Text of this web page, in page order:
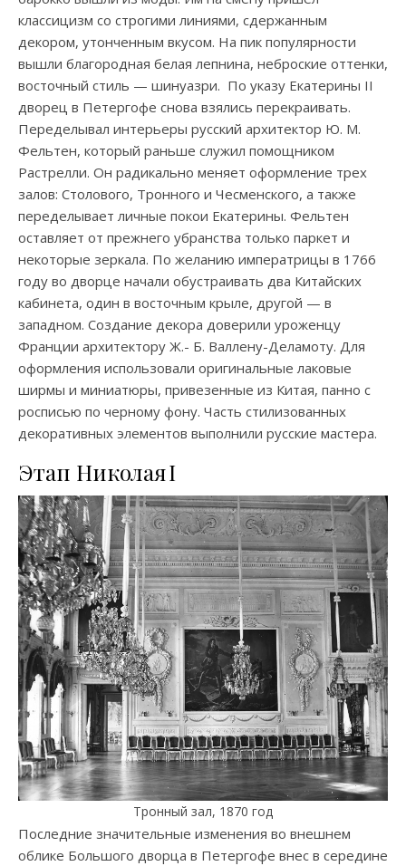
классицизм со строгими линиями, сдержанным
декором, утонченным вкусом. На пик популярности
вышли благородная белая лепнина, неброские оттенки,
восточный стиль — шинуазри. По указу Екатерины II
дворец в Петергофе снова взялись перекраивать.
Переделывал интерьеры русский архитектор Ю. М.
Фельтен, который раньше служил помощником
Растрелли. Он радикально меняет оформление трех
залов: Столового, Тронного и Чесменского, а также
переделывает личные покои Екатерины. Фельтен
оставляет от прежнего убранства только паркет и
некоторые зеркала. По желанию императрицы в 1766
году во дворце начали обустраивать два Китайских
кабинета, один в восточным крыле, другой — в
западном. Создание декора доверили уроженцу
Франции архитектору Ж.- Б. Валлену-Деламоту. Для
оформления использовали оригинальные лаковые
ширмы и миниатюры, привезенные из Китая, панно с
росписью по черному фону. Часть стилизованных
декоративных элементов выполнили русские мастера.
Этап Николая I
Тронный зал, 1870 год
Последние значительные изменения во внешнем
облике Большого дворца в Петергофе внес в середине